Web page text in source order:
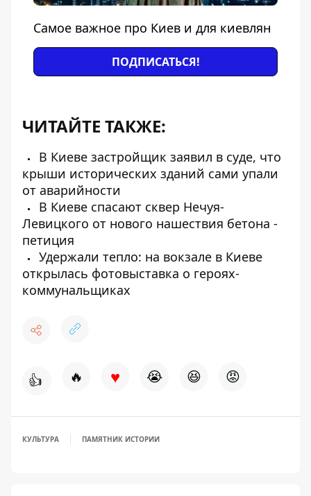
Самое важное про Киев и для киевлян
ПОДПИСАТЬСЯ!
ЧИТАЙТЕ ТАКЖЕ:
В Киеве застройщик заявил в суде, что
крыши исторических зданий сами упали
от аварийности
В Киеве спасают сквер Нечуя-
Левицкого от нового нашествия бетона -
петиция
Удержали тепло: на вокзале в Киеве
открылась фотовыставка о героях-
коммунальщиках
👍 🔥 ♥ 😭 😆 😡
КУЛЬТУРА ПАМЯТНИК ИСТОРИИ